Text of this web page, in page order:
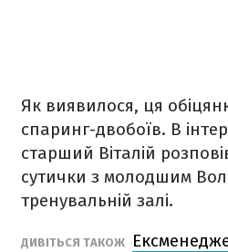
Як виявилося, ця
спаринг-двобоїв. В
старший Віталій
сутички з молодшим
тренувальній залі.
ДИВІТЬСЯ ТАКОЖ